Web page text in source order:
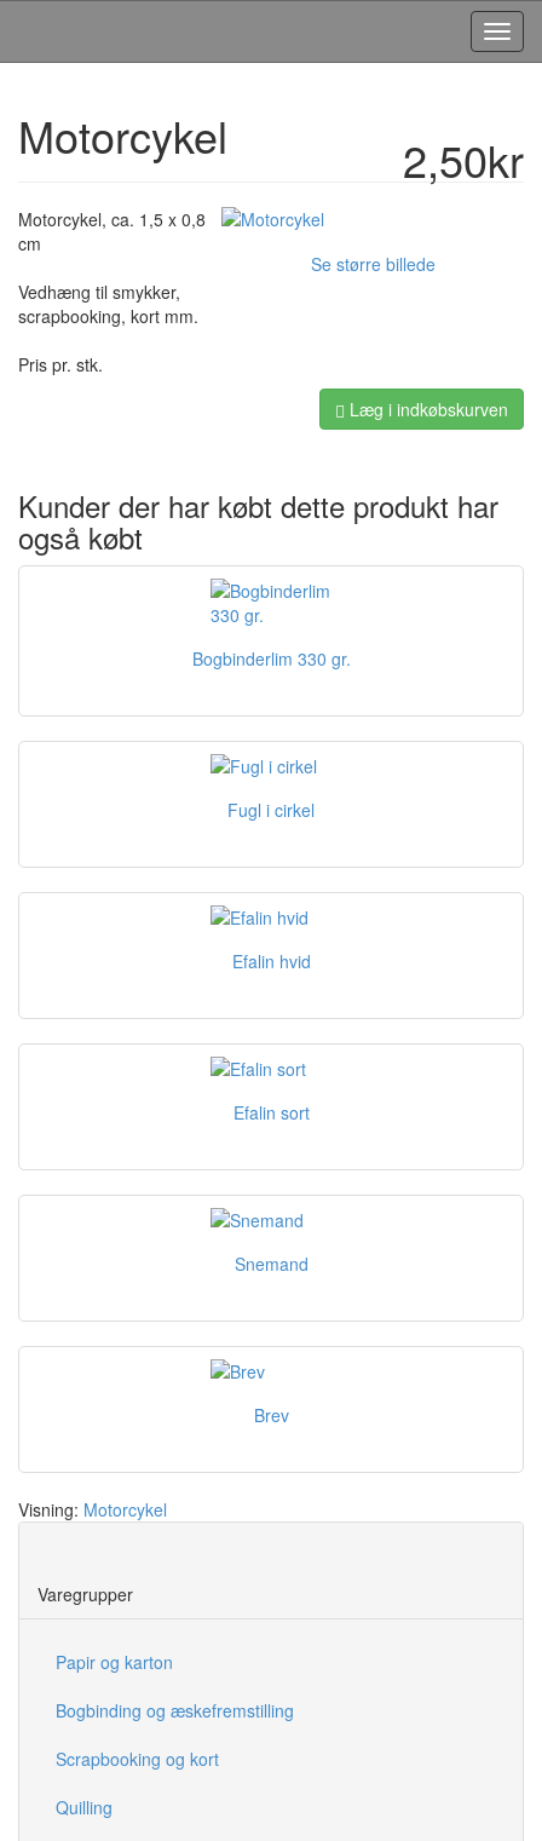
2,50kr
Motorcykel
Se større billede
Motorcykel, ca. 1,5 x 0,8
cm
Vedhæng til smykker,
scrapbooking, kort mm.
Pris pr. stk.
Læg i indkøbskurven
Kunder der har købt dette produkt har
også købt
Bogbinderlim 330 gr.
Fugl i cirkel
Efalin hvid
Efalin sort
Snemand
Brev
Visning: Motorcykel
Varegrupper
Papir og karton
Bogbinding og æskefremstilling
Scrapbooking og kort
Quilling